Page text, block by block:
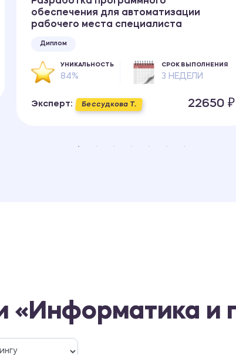
обеспечения для автоматизации
рабочего места специалиста
Диплом
УНИКАЛЬНОСТЬ
84%
СРОК ВЫПОЛНЕНИЯ
3 НЕДЕЛИ
Эксперт: Бессудкова Т. 22650 ₽
«Информатика и